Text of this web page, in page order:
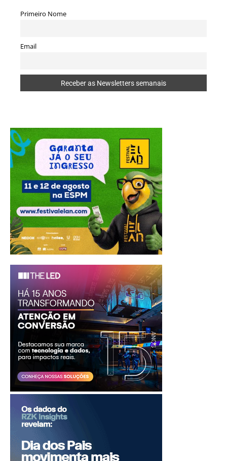
Primeiro Nome
Email